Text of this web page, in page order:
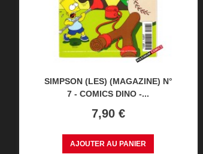
SIMPSON (LES) (MAGAZINE) N°
7 - COMICS DINO -...
Prix
7,90 €
AJOUTER AU PANIER